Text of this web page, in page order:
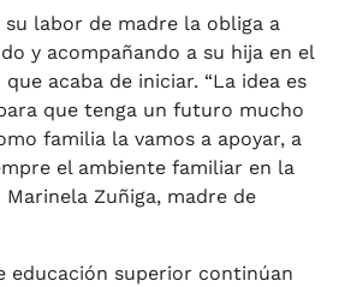
su labor de madre la obliga a
y acompañando a su hija en el
acaba de iniciar. “La idea es
que tenga un futuro mucho
familia la vamos a apoyar, a
el ambiente familiar en la
Marinela Zuñiga, madre de
educación superior continúan